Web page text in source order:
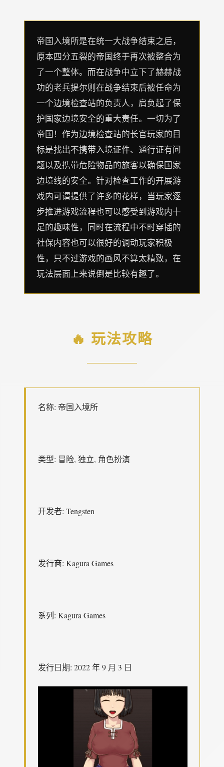
帝国入境所是在统一大战争结束之后，
原本四分五裂的帝国终于再次被整合为
了一个整体。而在战争中立下了赫赫战
功的老兵提尔则在战争结束后被任命为
一个边境检查站的负责人，肩负起了保
护国家边境安全的重大责任。一切为了
帝国！作为边境检查站的长官玩家的目
标是找出不携带入境证件、通行证有问
题以及携带危险物品的旅客以确保国家
边境线的安全。针对检查工作的开展游
戏内可谓提供了许多的花样，当玩家逐
步推进游戏流程也可以感受到游戏内十
足的趣味性，同时在流程中不时穿插的
社保内容也可以很好的调动玩家积极
性，只不过游戏的画风不算太精致，在
玩法层面上来说倒是比较有趣了。
🔥 玩法攻略
名称: 帝国入境所
类型: 冒险, 独立, 角色扮演
开发者: Tengsten
发行商: Kagura Games
系列: Kagura Games
发行日期: 2022 年 9 月 3 日